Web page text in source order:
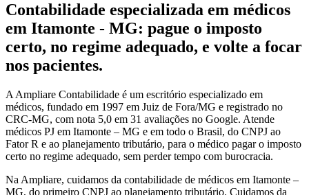
Contabilidade especializada em médicos
em Itamonte - MG: pague o imposto
certo, no regime adequado, e volte a focar
nos pacientes.
A Ampliare Contabilidade é um escritório especializado em
médicos, fundado em 1997 em Juiz de Fora/MG e registrado no
CRC-MG, com nota 5,0 em 31 avaliações no Google. Atende
médicos PJ em Itamonte – MG e em todo o Brasil, do CNPJ ao
Fator R e ao planejamento tributário, para o médico pagar o imposto
certo no regime adequado, sem perder tempo com burocracia.
Na Ampliare, cuidamos da contabilidade de médicos em Itamonte –
MG, do primeiro CNPJ ao planejamento tributário. Cuidamos da